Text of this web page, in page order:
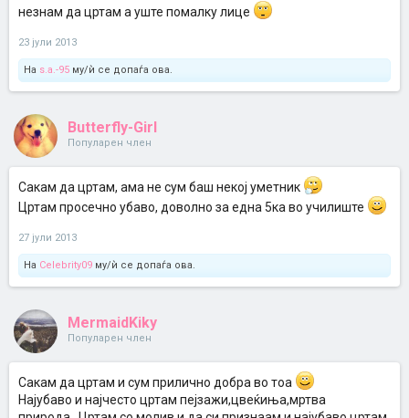
незнам да цртам а уште помалку лице
23 јули 2013
На s.a.-95 му/ѝ се допаѓа ова.
Butterfly-Girl
Популарен член
Сакам да цртам, ама не сум баш некој уметник
Цртам просечно убаво, доволно за една 5ка во училиште
27 јули 2013
На Celebrity09 му/ѝ се допаѓа ова.
MermaidKiky
Популарен член
Сакам да цртам и сум прилично добра во тоа
Најубаво и најчесто цртам пејзажи,цвеќиња,мртва